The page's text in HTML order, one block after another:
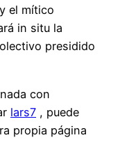
el mítico
in situ la
presidido
con
lars7 , puede
propia página